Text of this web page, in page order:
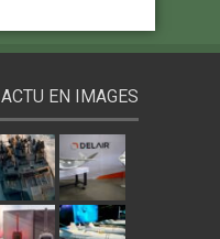
ACTU EN IMAGES